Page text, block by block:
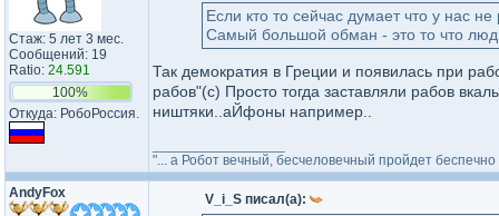
Стаж: 5 лет 3 мес.
Сообщений: 19
Ratio: 24.591
100%
Откуда: РобоРоссия.
Если кто то сейчас думает что у нас
Самый большой обман - это то что
Так демократия в Греции и появилась при
рабов"(с) Просто тогда заставляли рабов
ништяки..аЙфоны например..
"... а Робот вечный, бесчеловечный пройдет
AndyFox V_i_S писал(а):